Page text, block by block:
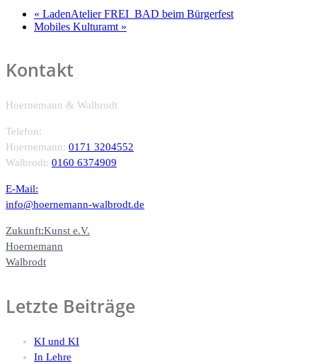
« LadenAtelier FREI_BAD beim Bürgerfest
Mobiles Kulturamt »
Kontakt
Hoernemann & Walbrodt
Telefon:
Hoernemann: 0171 3204552
Walbrodt: 0160 6374909
E-Mail:
info@hoernemann-walbrodt.de
Zukunft:Kunst e.V.
Hoernemann
Walbrodt
Letzte Beiträge
KI und KI
In Lehre